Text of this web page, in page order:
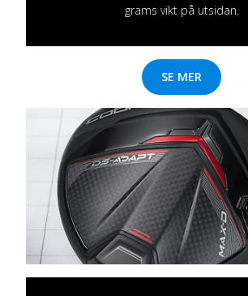
grams vikt på utsidan.
SE MER